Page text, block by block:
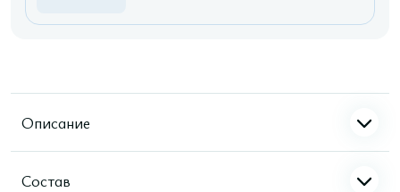
Описание
Состав